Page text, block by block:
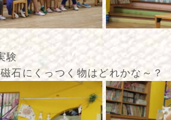
験
石にくっつく物はどれかな～？